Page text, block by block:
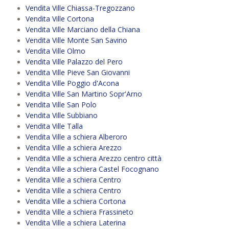
Vendita Ville Chiassa-Tregozzano
Vendita Ville Cortona
Vendita Ville Marciano della Chiana
Vendita Ville Monte San Savino
Vendita Ville Olmo
Vendita Ville Palazzo del Pero
Vendita Ville Pieve San Giovanni
Vendita Ville Poggio d'Acona
Vendita Ville San Martino Sopr'Arno
Vendita Ville San Polo
Vendita Ville Subbiano
Vendita Ville Talla
Vendita Ville a schiera Alberoro
Vendita Ville a schiera Arezzo
Vendita Ville a schiera Arezzo centro città
Vendita Ville a schiera Castel Focognano
Vendita Ville a schiera Centro
Vendita Ville a schiera Centro
Vendita Ville a schiera Cortona
Vendita Ville a schiera Frassineto
Vendita Ville a schiera Laterina